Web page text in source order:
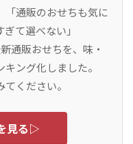
「通販のおせちも気に
て選べない」
通販おせちを、味・
ング化しました。
ください。
見る▷